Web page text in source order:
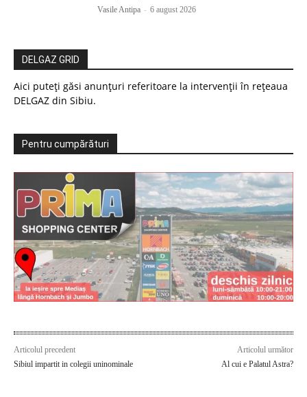
Vasile Antipa - 6 august 2026
DELGAZ GRID
Aici puteți găsi anunțuri referitoare la intervenții în rețeaua
DELGAZ din Sibiu.
Pentru cumpărături
Articolul precedent
Sibiul impartit in colegii uninominale
Articolul următor
Al cui e Palatul Astra?